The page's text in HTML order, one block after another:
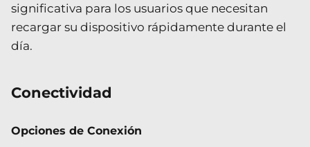
significativa para los usuarios que necesitan
recargar su dispositivo rápidamente durante el
día.
Conectividad
Opciones de Conexión